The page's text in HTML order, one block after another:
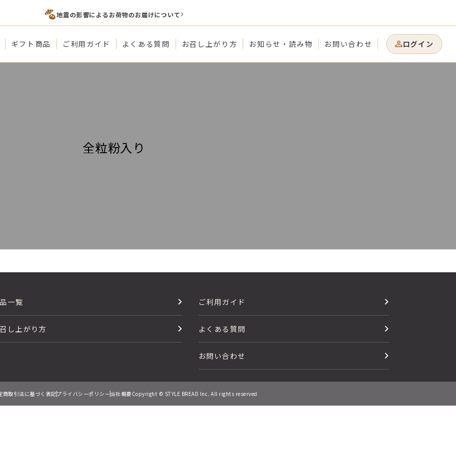
地震の影響によるお荷物のお届けについて
ギフト商品 ご利用ガイド よくある質問 お召し上がり方 お知らせ・読み物 お問い合わせ ログイン
全粒粉入り
一覧
し上がり方
ご利用ガイド
よくある質問
お問い合わせ
商取引法に基づく表記プライバシーポリシー会社概要Copyright © STYLE BREAD Inc. All rights reserved